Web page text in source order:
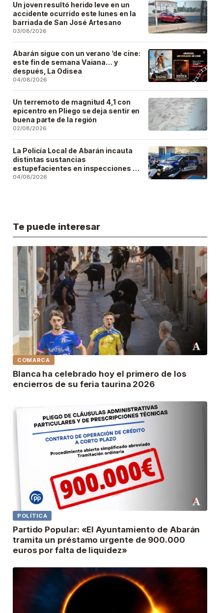
Un joven resultó herido leve en un
accidente ocurrido este lunes en la
barriada de San José Artesano
03/08/2026
Abarán sigue con un verano ‘de cine:
este fin de semana Vaiana… y
después, La Odisea
04/08/2026
Un terremoto de magnitud 4,1 con
epicentro en Pliego se deja sentir en
buena parte de la región
02/08/2026
La Policía Local de Abarán incauta
distintas sustancias
estupefacientes en inspecciones a
locales públicos del municipio
04/08/2026
Te puede interesar
COMARCA
Blanca ha celebrado hoy el primero de los
encierros de su feria taurina 2026
POLÍTICA
Partido Popular: «El Ayuntamiento de Abarán
tramita un préstamo urgente de 900.000
euros por falta de liquidez»